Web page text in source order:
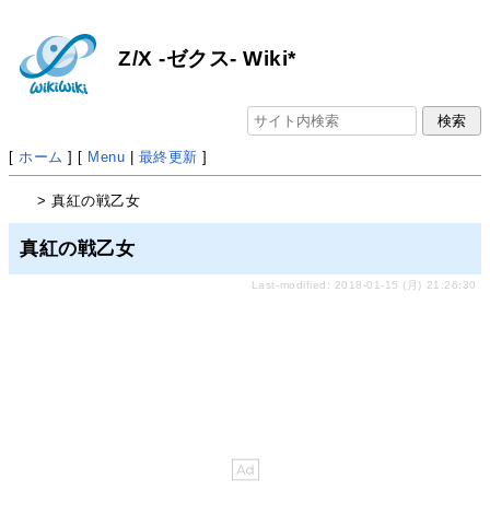
Z/X -ゼクス- Wiki*
[ ホーム ] [ Menu | 最終更新 ]
> 真紅の戦乙女
真紅の戦乙女
Last-modified: 2018-01-15 (月) 21:26:30